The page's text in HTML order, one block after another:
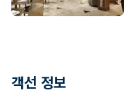
객선 정보